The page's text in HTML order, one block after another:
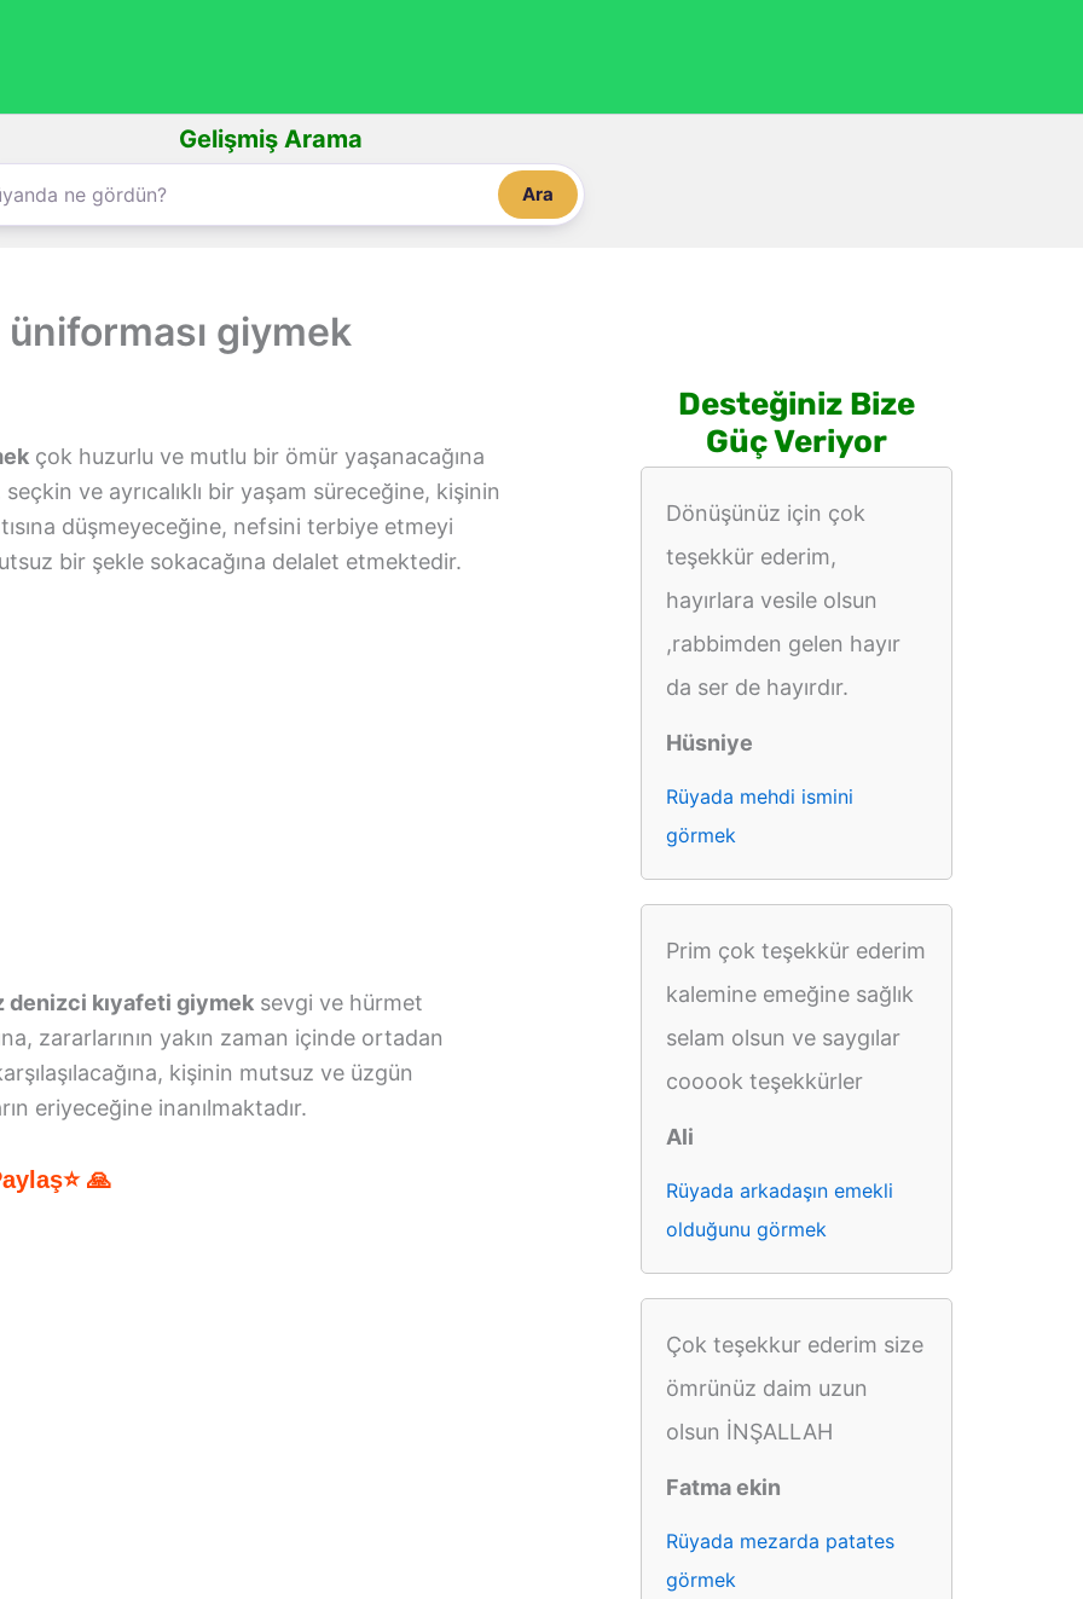
Gelişmiş Arama
Ara
giymek
çok huzurlu ve mutlu bir ömür yaşanacağına
ve ayrıcalıklı bir yaşam süreceğine, kişinin
düşmeyeceğine, nefsini terbiye etmeyi
bir şekle sokacağına delalet etmektedir.
denizci kıyafeti giymek sevgi ve hürmet
zararlarının yakın zaman içinde ortadan
kişinin mutsuz ve üzgün
eriyeceğine inanılmaktadır.
🙏
Desteğiniz Bize
Güç Veriyor
Dönüşünüz için çok
teşekkür ederim,
hayırlara vesile olsun
,rabbimden gelen hayır
da ser de hayırdır.
Hüsniye
Rüyada mehdi ismini
görmek
Prim çok teşekkür ederim
kalemine emeğine sağlık
selam olsun ve saygılar
cooook teşekkürler
Ali
Rüyada arkadaşın emekli
olduğunu görmek
Çok teşekkur ederim size
ömrünüz daim uzun
olsun İNŞALLAH
Fatma ekin
Rüyada mezarda patates
görmek